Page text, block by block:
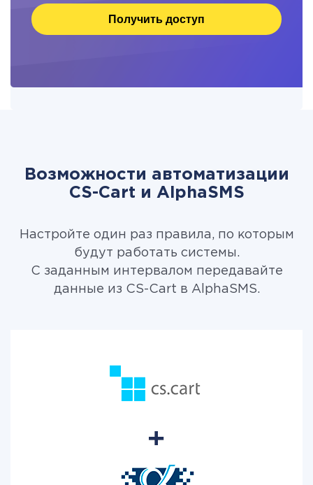
Получить доступ
Возможности автоматизации
CS-Cart и AlphaSMS
Настройте один раз правила, по которым
будут работать системы.
С заданным интервалом передавайте
данные из CS-Cart в AlphaSMS.